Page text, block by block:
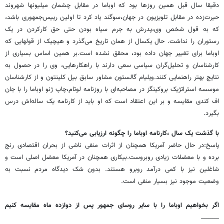
دقیقا سال قبل همین روزها بود که اوباما در مقابل چشمان میلیونها شهروند
حیرت‌زده در مقابل تلویزیون در جهان،سوگند یاد کرد تا اولین رییس‌جمهوری باشد،
که به قول شخص وی،پدرش به جرم سیاه بودن حتی حق کارکردن در یک
رستوران را نداشت. حال یکسال از همان تاریخ می‌گذرد و هیچیک از قولهایی که
اوباما برای تغییر جهان داده بود، محقق نشده است.بر همین اساس بسیاری از
کارشناسان و تحلیل‌گران سیاسی سعی دارند با راهکارهایی، وی را در حصول به
نتایج بهتر راهنمایی کنند.ویلیام گالستون مشاور سابق بیل کلینتون و از کارشناسان
موسسه استراتژیک بروکینگز در مصاحبه‌ای با روزنامه لوتام،چاپ ژنو اوباما را با جان
اف کندی مقایسه و بر این اعتقاد است که او باید از کارنامه یک‌ ساله‌اش درس
بگیرد.
با گذشت یک سال ،کارنامه اوباما را چگونه ارزیابی می‌کنید؟
پاسخ:در حال حاضر آمریکا همچنان از اثرات منفی ناشی از بحران اقتصادی رنج
برده و با معضلات زیادی روبروست.بیکاری همچنان در آمریکا معضل اصلی است و
شاغلین نیز با کمی درآمد روبرو هستند. بدون شک دیدگاه مردم نسبت به
وضعیت موجود نیز بسیار منفی است.
اگر بخواهیم اوباما را با سایر روسای جمهور پس از دوازده ماه مقایسه کنیم
.........